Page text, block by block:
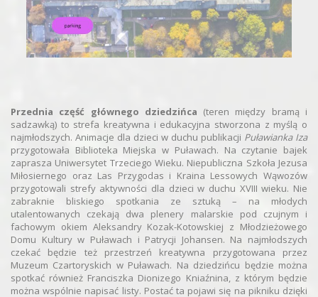
Przednia część głównego dziedzińca (teren między bramą i
sadzawką) to strefa kreatywna i edukacyjna stworzona z myślą o
najmłodszych. Animacje dla dzieci w duchu publikacji Puławianka Iza
przygotowała Biblioteka Miejska w Puławach. Na czytanie bajek
zaprasza Uniwersytet Trzeciego Wieku. Niepubliczna Szkoła Jezusa
Miłosiernego oraz Las Przygodas i Kraina Lessowych Wąwozów
przygotowali strefy aktywności dla dzieci w duchu XVIII wieku. Nie
zabraknie bliskiego spotkania ze sztuką – na młodych
utalentowanych czekają dwa plenery malarskie pod czujnym i
fachowym okiem Aleksandry Kozak-Kotowskiej z Młodzieżowego
Domu Kultury w Puławach i Patrycji Johansen. Na najmłodszych
czekać będzie też przestrzeń kreatywna przygotowana przez
Muzeum Czartoryskich w Puławach. Na dziedzińcu będzie można
spotkać również Franciszka Dionizego Kniaźnina, z którym będzie
można wspólnie napisać listy. Postać ta pojawi się na pikniku dzięki